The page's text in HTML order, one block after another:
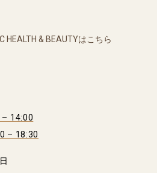
HEALTH & BEAUTYはこちら
14:00
– 18:30